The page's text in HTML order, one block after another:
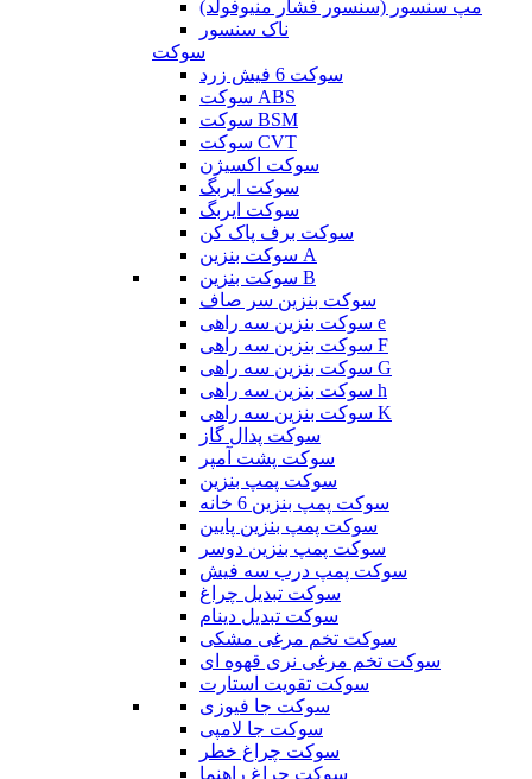
مپ سنسور (سنسور فشار منیوفولد)
ناک سنسور
سوکت
سوکت 6 فیش زرد
سوکت ABS
سوکت BSM
سوکت CVT
سوکت اکسیژن
سوکت ایربگ
سوکت ایربگ
سوکت برف پاک کن
سوکت بنزین A
سوکت بنزین B
سوکت بنزین سر صاف
سوکت بنزین سه راهی e
سوکت بنزین سه راهی F
سوکت بنزین سه راهی G
سوکت بنزین سه راهی h
سوکت بنزین سه راهی K
سوکت پدال گاز
سوکت پشت آمپر
سوکت پمپ بنزین
سوکت پمپ بنزین 6 خانه
سوکت پمپ بنزین پایین
سوکت پمپ بنزین دوسر
سوکت پمپ درب سه فیش
سوکت تبدیل چراغ
سوکت تبدیل دینام
سوکت تخم مرغی مشکی
سوکت تخم مرغی نری قهوه ای
سوکت تقویت استارت
سوکت جا فیوزی
سوکت جا لامپی
سوکت چراغ خطر
سوکت چراغ راهنما